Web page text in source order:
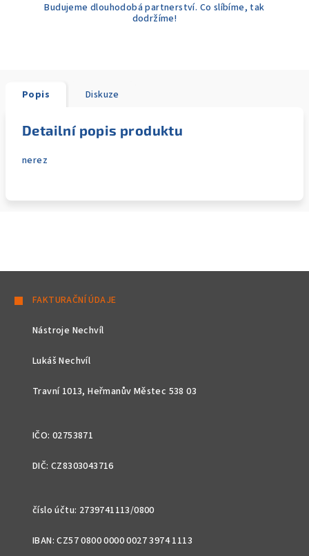
Budujeme dlouhodobá partnerství. Co slíbíme, tak
dodržíme!
Popis Diskuze
Detailní popis produktu
nerez
FAKTURAČNÍ ÚDAJE
Nástroje Nechvíl
Lukáš Nechvíl
Travní 1013, Heřmanův Městec 538 03
IČO: 02753871
DIČ: CZ8303043716
číslo účtu: 2739741113/0800
IBAN: CZ57 0800 0000 0027 3974 1113